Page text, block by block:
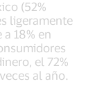
(52%
ligeramente
18% en
el 72%
al año.